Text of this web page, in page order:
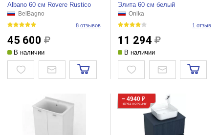
Albano 60 см Rovere Rustico
BelBagno
8 отзывов
45 600
В наличии
Элита 60 см белый
Onika
1 отзыв
11 294
В наличии
− 4940 ₽
ЧЕРЕЗ КОРЗИНУ